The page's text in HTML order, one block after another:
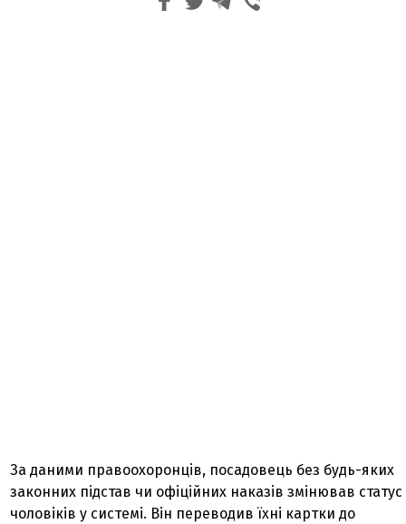
За даними правоохоронців, посадовець без будь-яких
законних підстав чи офіційних наказів змінював статус
чоловіків у системі. Він переводив їхні картки до